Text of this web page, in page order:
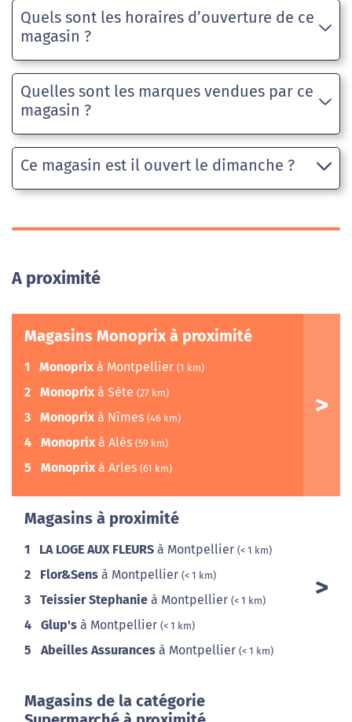
Quels sont les horaires d’ouverture de ce
magasin ?
Quelles sont les marques vendues par ce
magasin ?
Ce magasin est il ouvert le dimanche ?
A proximité
Magasins Monoprix à proximité
1 Monoprix à Montpellier (1 km)
2 Monoprix à Sète (27 km)
3 Monoprix à Nîmes (46 km)
4 Monoprix à Alès (59 km)
5 Monoprix à Arles (61 km)
Magasins à proximité
1 LA LOGE AUX FLEURS à Montpellier (< 1 km)
2 Flor&Sens à Montpellier (< 1 km)
3 Teissier Stephanie à Montpellier (< 1 km)
4 Glup's à Montpellier (< 1 km)
5 Abeilles Assurances à Montpellier (< 1 km)
Magasins de la catégorie